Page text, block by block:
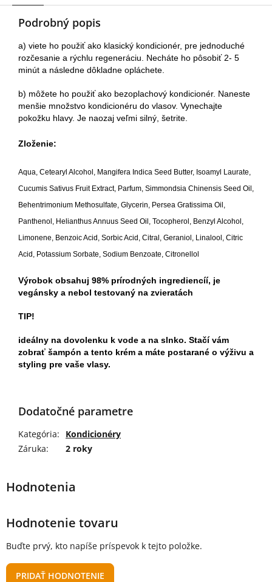
Podrobný popis
a) viete ho použiť ako klasický kondicionér, pre jednoduché
rozčesanie a rýchlu regeneráciu. Necháte ho pôsobiť 2- 5
minút a následne dôkladne opláchete.
b) môžete ho použiť ako bezoplachový kondicionér. Naneste
menšie množstvo kondicionéru do vlasov. Vynechajte
pokožku hlavy. Je naozaj veľmi silný, šetrite.
Zloženie:
Aqua, Cetearyl Alcohol, Mangifera Indica Seed Butter, Isoamyl Laurate,
Cucumis Sativus Fruit Extract, Parfum, Simmondsia Chinensis Seed Oil,
Behentrimonium Methosulfate, Glycerin, Persea Gratissima Oil,
Panthenol, Helianthus Annuus Seed Oil, Tocopherol, Benzyl Alcohol,
Limonene, Benzoic Acid, Sorbic Acid, Citral, Geraniol, Linalool, Citric
Acid, Potassium Sorbate, Sodium Benzoate, Citronellol
Výrobok obsahuj 98% prírodných ingrediencíí, je
vegánsky a nebol testovaný na zvieratách
TIP!
ideálny na dovolenku k vode a na slnko. Stačí vám
zobrať šampón a tento krém a máte postarané o výživu a
styling pre vaše vlasy.
Dodatočné parametre
Kategória:
Kondicionéry
Záruka: 2 roky
Hodnotenie tovaru
Buďte prvý, kto napíše príspevok k tejto položke.
PRIDAŤ HODNOTENIE